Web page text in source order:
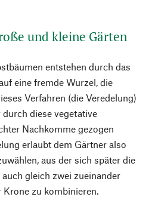
und kleine Gärten
entstehen durch das
eine fremde Wurzel, die
Verfahren (die Veredelung)
diese vegetative
Nachkomme gezogen
erlaubt dem Gärtner also
aus der sich später die
gleich zwei zueinander
Krone zu kombinieren.